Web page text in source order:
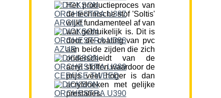
Het productieproces van
de technische stof 'Soltis'
wijkt fundamenteel af van
wat gebruikelijk is. Dit is
door de coating van pvc
aan beide zijden die zich
onderscheidt van de
acryl stoffen waardoor de
prijs veel hoger is dan
acryldoeken met gelijke
prestaties.